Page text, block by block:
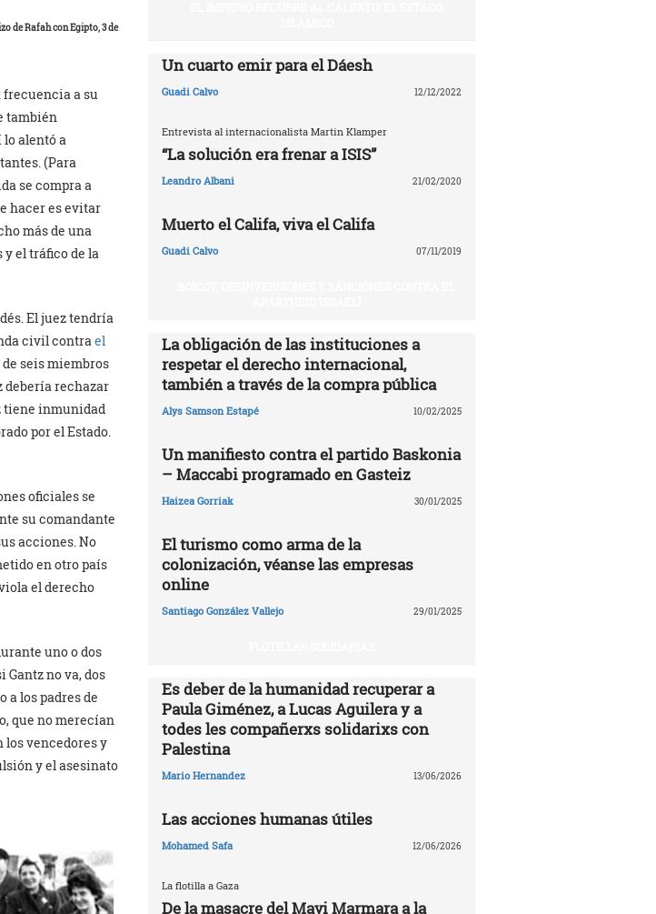
de Rafah con Egipto, 3 de
a su
también
lo alentó a
(Para
se compra a
hacer es evitar
más de una
y el tráfico de la
El juez tendría
civil contrael
de seis miembros
debería rechazar
tiene inmunidad
por el Estado.
oficiales se
su comandante
acciones. No
en otro país
el derecho
uno o dos
no va, dos
a los padres de
que no merecían
los vencedores y
y el asesinato
Un cuarto emir para el Dáesh
Guadi Calvo 12/12/2022
Entrevista al internacionalista Martin Klamper
“La solución era frenar a ISIS”
Leandro Albani 21/02/2020
Muerto el Califa, viva el Califa
Guadi Calvo 07/11/2019
La obligación de las instituciones a
respetar el derecho internacional,
también a través de la compra pública
Alys Samson Estapé 10/02/2025
Un manifiesto contra el partido Baskonia
– Maccabi programado en Gasteiz
Haizea Gorriak 30/01/2025
El turismo como arma de la
colonización, véanse las empresas
online
Santiago González Vallejo 29/01/2025
Es deber de la humanidad recuperar a
Paula Giménez, a Lucas Aguilera y a
todes les compañerxs solidarixs con
Palestina
Mario Hernandez 13/06/2026
Las acciones humanas útiles
Mohamed Safa 12/06/2026
La flotilla a Gaza
De la masacre del Mavi Marmara a la